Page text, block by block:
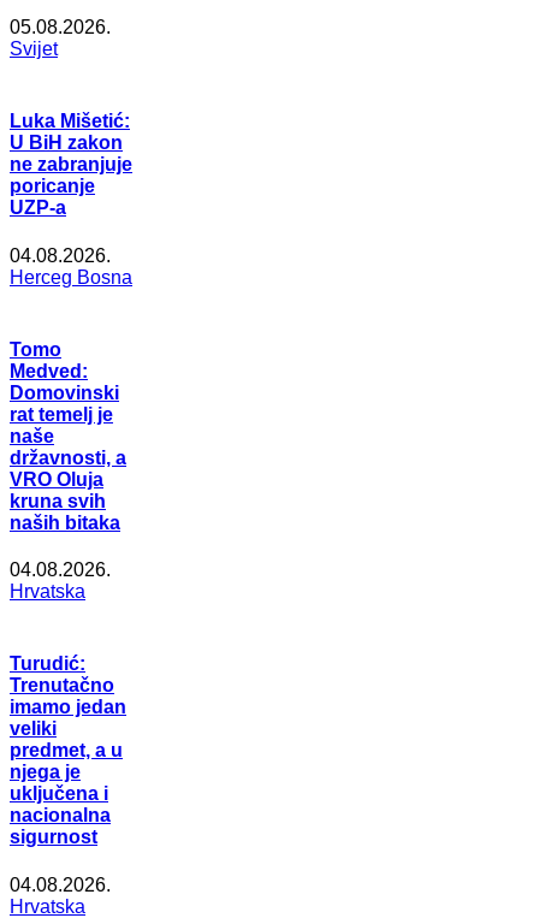
05.08.2026.
Svijet
Luka Mišetić:
U BiH zakon
ne zabranjuje
poricanje
UZP-a
04.08.2026.
Herceg Bosna
Tomo
Medved:
Domovinski
rat temelj je
naše
državnosti, a
VRO Oluja
kruna svih
naših bitaka
04.08.2026.
Hrvatska
Turudić:
Trenutačno
imamo jedan
veliki
predmet, a u
njega je
uključena i
nacionalna
sigurnost
04.08.2026.
Hrvatska